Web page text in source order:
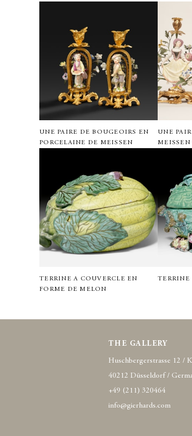
UNE PAIRE DE BOUGEOIRS EN
PORCELAINE DE MEISSEN
UNE
MEISSEN
TERRINE A COUVERCLE EN
FORME DE MELON
TERRINE
THE GALLERY
Huschbergerstrasse 12 /
40212 Düsseldorf /
+49 (211) 320464
info@gierhards.com